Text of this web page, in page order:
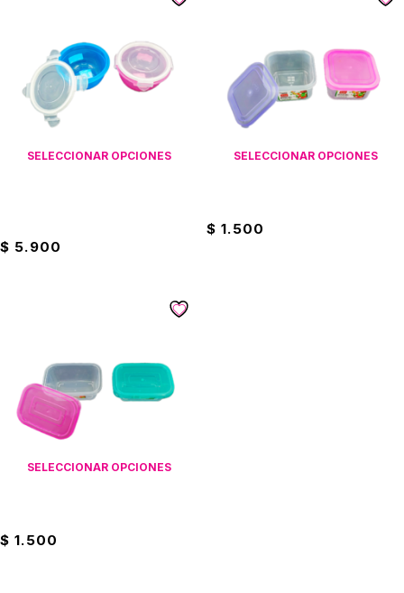
SELECCIONAR OPCIONES
$ 5.900
SELECCIONAR OPCIONES
$ 1.500
SELECCIONAR OPCIONES
$ 1.500